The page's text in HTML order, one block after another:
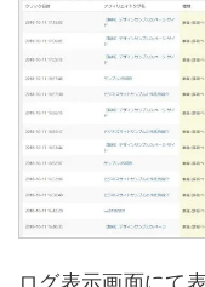
ログ表示画面にて